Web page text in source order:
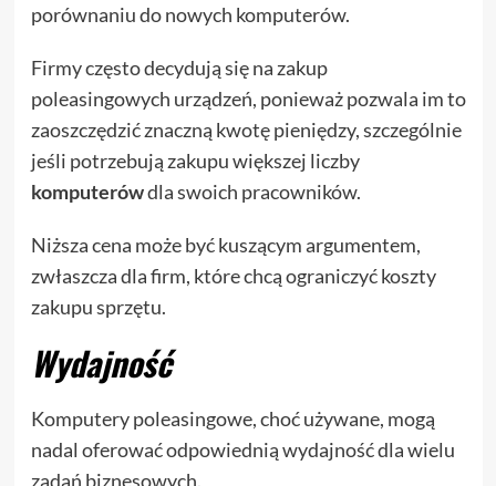
porównaniu do nowych komputerów.
Firmy często decydują się na zakup
poleasingowych urządzeń, ponieważ pozwala im to
zaoszczędzić znaczną kwotę pieniędzy, szczególnie
jeśli potrzebują zakupu większej liczby
komputerówdla swoich pracowników.
Niższa cena może być kuszącym argumentem,
zwłaszcza dla firm, które chcą ograniczyć koszty
zakupu sprzętu.
Wydajność
Komputery poleasingowe, choć używane, mogą
nadal oferować odpowiednią wydajność dla wielu
zadań biznesowych.